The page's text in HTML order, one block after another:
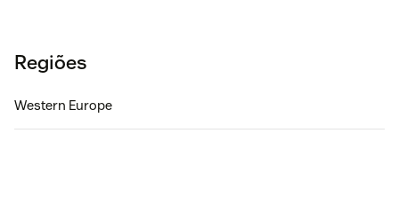
Regiões
Western Europe